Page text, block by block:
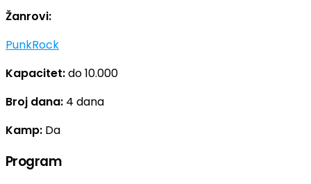
Žanrovi:
PunkRock
Kapacitet:do 10.000
Broj dana: 4 dana
Kamp: Da
Program